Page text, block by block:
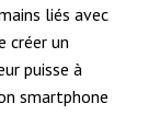
liés avec
créer un
puisse à
smartphone